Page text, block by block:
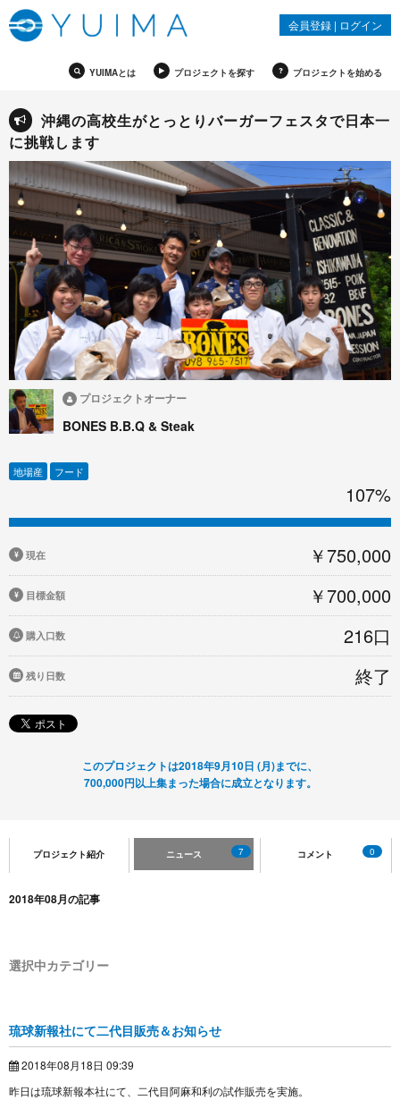
YUIMAとは プロジェクトを探す プロジェクトを始める
会員登録 | ログイン
沖縄の高校生がとっとりバーガーフェスタで日本一
に挑戦します
プロジェクトオーナー
BONES B.B.Q & Steak
地場産 フード
107%
現在 ￥750,000
目標金額 ￥700,000
購入口数 216口
残り日数 終了
このプロジェクトは2018年9月10日 (月)までに、
700,000円以上集まった場合に成立となります。
プロジェクト紹介 ニュース 7 コメント 0
2018年08月の記事
選択中カテゴリー
琉球新報社にて二代目販売＆お知らせ
2018年08月18日 09:39
昨日は琉球新報本社にて、二代目阿麻和利の試作販売を実施。